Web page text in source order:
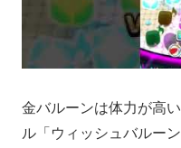
金バルーンは体力が高
ル「ウィッシュバルー